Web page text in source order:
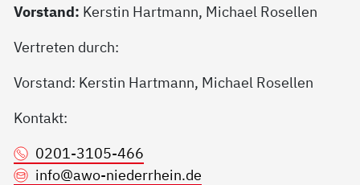
Vorstand: Kerstin Hartmann, Michael Rosellen
Vertreten durch:
Vorstand: Kerstin Hartmann, Michael Rosellen
Kontakt:
0201-3105-466
info@awo-niederrhein.de